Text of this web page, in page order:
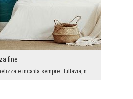
fine
Una tale vista magnetizza e incanta sempre. Tuttavia, non tutti possono ammirare il mare ogni gio...